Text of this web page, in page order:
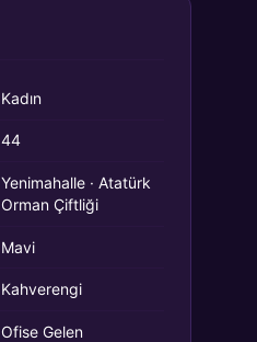
Kadın
44
Yenimahalle · Atatürk
Orman Çiftliği
Mavi
Kahverengi
Ofise Gelen